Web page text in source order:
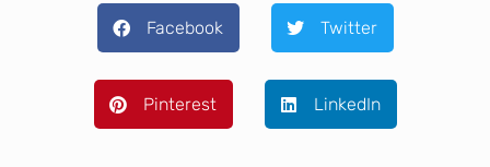
Facebook Twitter
Pinterest LinkedIn